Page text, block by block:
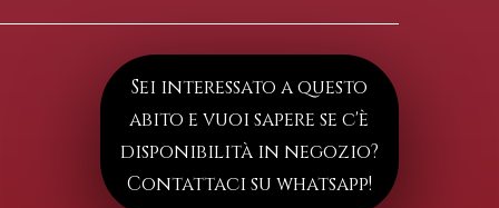
Sei interessato a questo
abito e vuoi sapere se c'è
disponibilità in negozio?
Contattaci su whatsapp!